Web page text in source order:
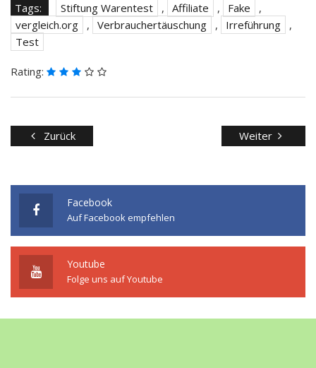
Tags: Stiftung Warentest , Affiliate , Fake
,
vergleich.org
, Verbrauchertäuschung , Irreführung
,
Test
Rating:
Zurück Weiter
Facebook
Auf Facebook empfehlen
Youtube
Folge uns auf Youtube